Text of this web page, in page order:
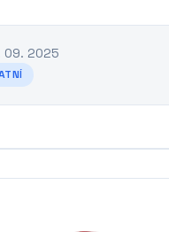
09. 2025